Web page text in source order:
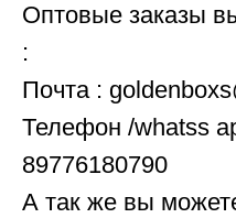
Оптовые заказы
:
Почта :
Телефон /whatss
89776180790
А так же вы